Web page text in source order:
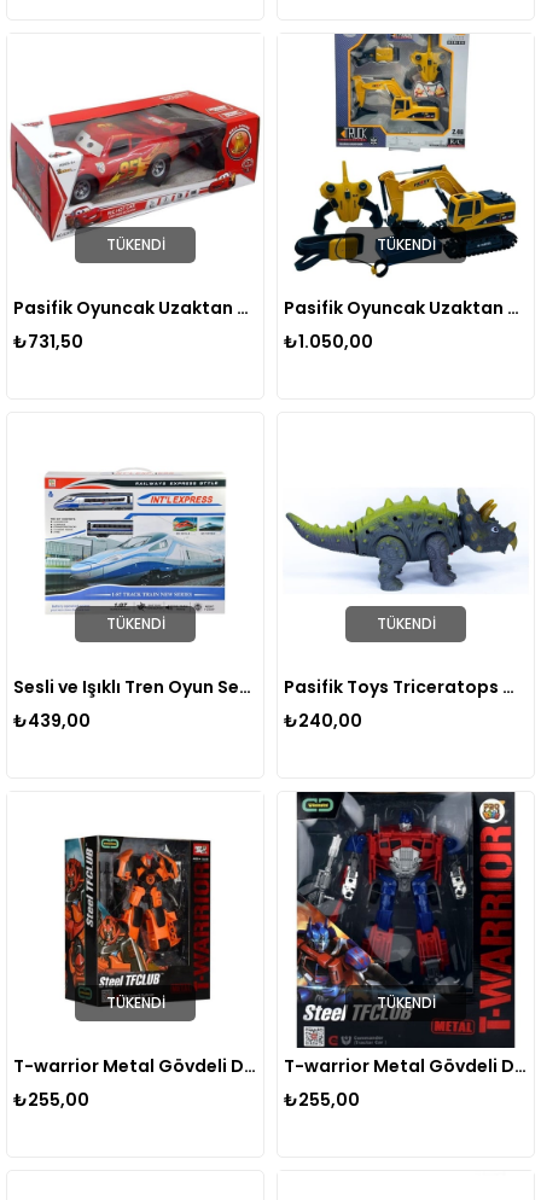
TÜKENDI
Pasifik Oyuncak Uzaktan Kumandalı Araba 0395D
₺731,50
TÜKENDI
Pasifik Oyuncak Uzaktan Kumandalı Excavator Şarjlı Full Fonksiyon Oyuncak Paletli Dozer Kepçe
₺1.050,00
TÜKENDI
Sesli ve Işıklı Tren Oyun Seti 26 Parça
₺439,00
TÜKENDI
Pasifik Toys Triceratops Müzikli Işıklı Yürüyen Dinazor
₺240,00
TÜKENDI
T-warrior Metal Gövdeli Dönüşebilen Robot J8018e
₺255,00
TÜKENDI
T-warrior Metal Gövdeli Dönüşebilen Robot J8018k
₺255,00